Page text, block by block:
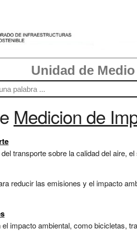
Unidad de
Medicion de
transporte sobre la calidad del aire,
reducir las emisiones y el impacto
impacto ambiental, como bicicletas,